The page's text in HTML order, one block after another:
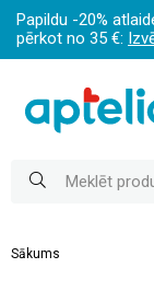
Papildu -20%
pērkot no 35 €:
Sākums